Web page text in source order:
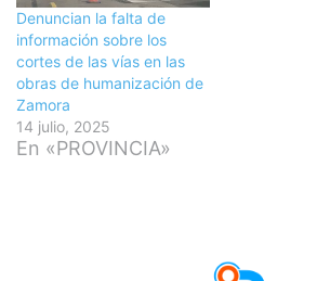
Denuncian la falta de
información sobre los
cortes de las vías en las
obras de humanización de
Zamora
14 julio, 2025
En «PROVINCIA»